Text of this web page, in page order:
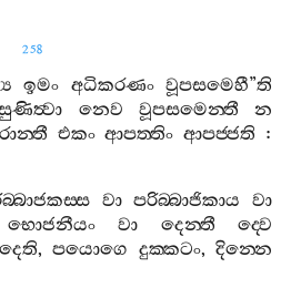
258
ඉමං අධිකරණං වූපසමෙහී”ති
නෙව වූපසමෙන‍්තී
න
එකං ආපත‍්තිං ආපජ‍්ජති :
වා පරිබ‍්බාජිකාය
වා
භොජනීයං වා දෙන‍්තී
ද‍්වෙ
දෙති, පයොගෙ දුක‍්කටං, දින‍්නෙ